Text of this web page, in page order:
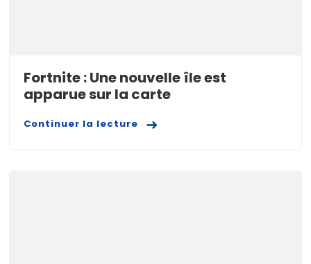
Fortnite : Une nouvelle île est
apparue sur la carte
Continuer la lecture